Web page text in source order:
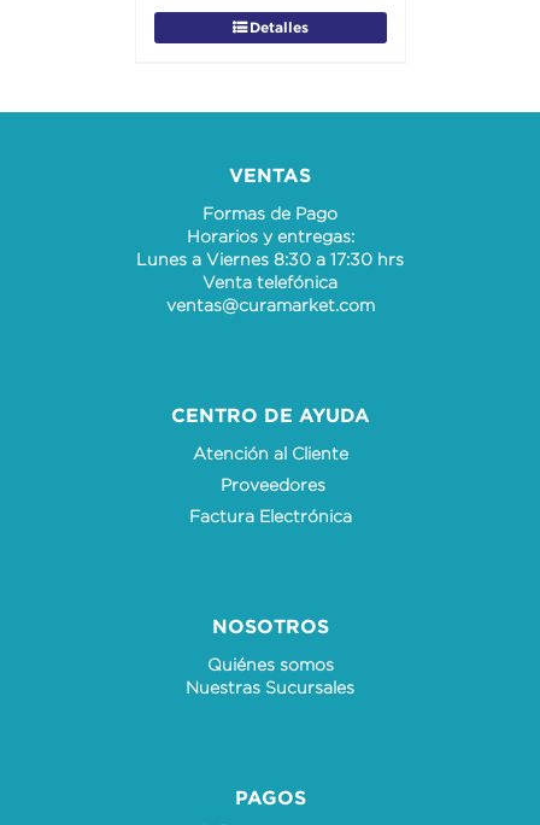
Detalles
VENTAS
Formas de Pago
Horarios y entregas:
Lunes a Viernes 8:30 a 17:30 hrs
Venta telefónica
ventas@curamarket.com
CENTRO DE AYUDA
Atención al Cliente
Proveedores
Factura Electrónica
NOSOTROS
Quiénes somos
Nuestras Sucursales
PAGOS